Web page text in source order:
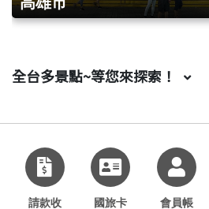
全台多景點~等您來探索！
請款收 國旅卡 會員帳